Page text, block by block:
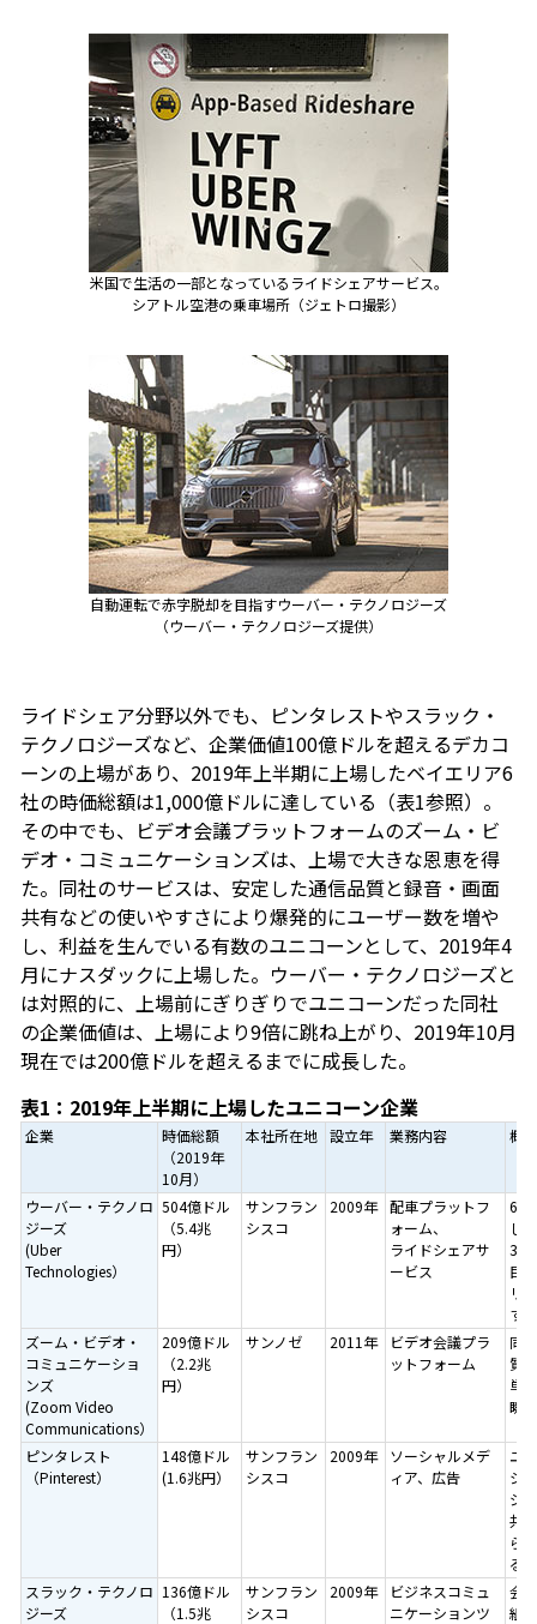
米国で生活の一部となっているライドシェアサービス。
シアトル空港の乗車場所（ジェトロ撮影）
自動運転で赤字脱却を目指すウーバー・テクノロジーズ
（ウーバー・テクノロジーズ提供）
ライドシェア分野以外でも、ピンタレストやスラック・
テクノロジーズなど、企業価値100億ドルを超えるデカコ
ーンの上場があり、2019年上半期に上場したベイエリア6
社の時価総額は1,000億ドルに達している（表1参照）。
その中でも、ビデオ会議プラットフォームのズーム・ビ
デオ・コミュニケーションズは、上場で大きな恩恵を得
た。同社のサービスは、安定した通信品質と録音・画面
共有などの使いやすさにより爆発的にユーザー数を増や
し、利益を生んでいる有数のユニコーンとして、2019年4
月にナスダックに上場した。ウーバー・テクノロジーズと
は対照的に、上場前にぎりぎりでユニコーンだった同社
の企業価値は、上場により9倍に跳ね上がり、2019年10月
現在では200億ドルを超えるまでに成長した。
表1：2019年上半期に上場したユニコーン企業
企業
時価総額
（2019年
10月）
本社所在地 設立年 業務内容 概要
ウーバー・テクノロ
ジーズ
(Uber
Technologies）
504億ドル
（5.4兆
円）
サンフラン
シスコ
2009年
配車プラットフ
ォーム、
ライドシェアサ
ービス
63
し
巨
リ
す
ズーム・ビデオ・
コミュニケーショ
ンズ
(Zoom Video
Communications）
209億ドル
（2.2兆
円）
サンノゼ 2011年
ビデオ会議プラ
ットフォーム
同
質
単
瞬
ピンタレスト
（Pinterest）
148億ドル
(1.6兆円）
サンフラン
シスコ
2009年
ソーシャルメデ
ィア、広告
ユ
シ
ジ
共
ら
る
スラック・テクノロ
ジーズ
136億ドル
（1.5兆
サンフラン
シスコ
2009年
ビジネスコミュ
ニケーションツ
会
組